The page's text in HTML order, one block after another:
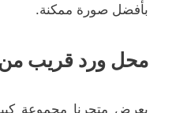
بأفضل صورة ممكنة.
محل ورد قريب من
يعرض متجرنا مجموعة